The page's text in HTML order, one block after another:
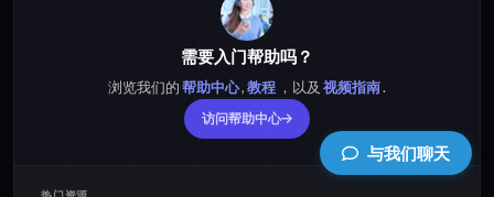
需要入门帮助吗？
浏览我们的帮助中心,教程 ，以及 视频指南.
访问帮助中心
与我们聊天